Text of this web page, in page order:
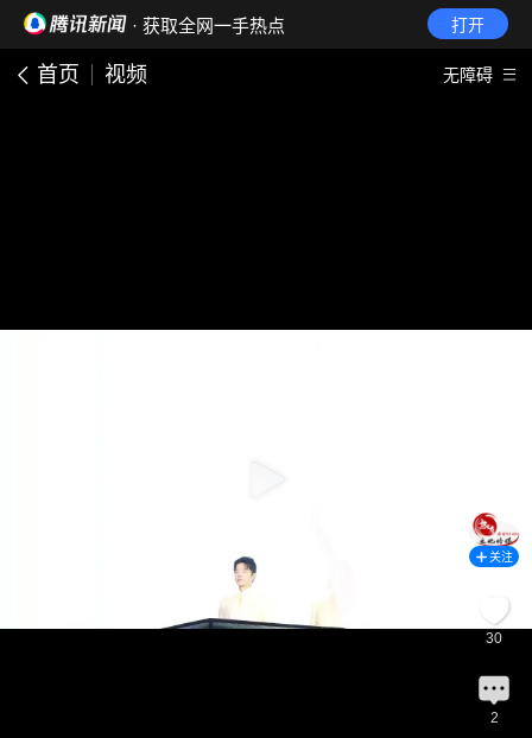
· 获取全网一手热点 打开
首页 视频 无障碍
关注
30
2